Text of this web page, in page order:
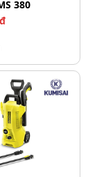
ngắt tiếp điểm
sử dụng.
380